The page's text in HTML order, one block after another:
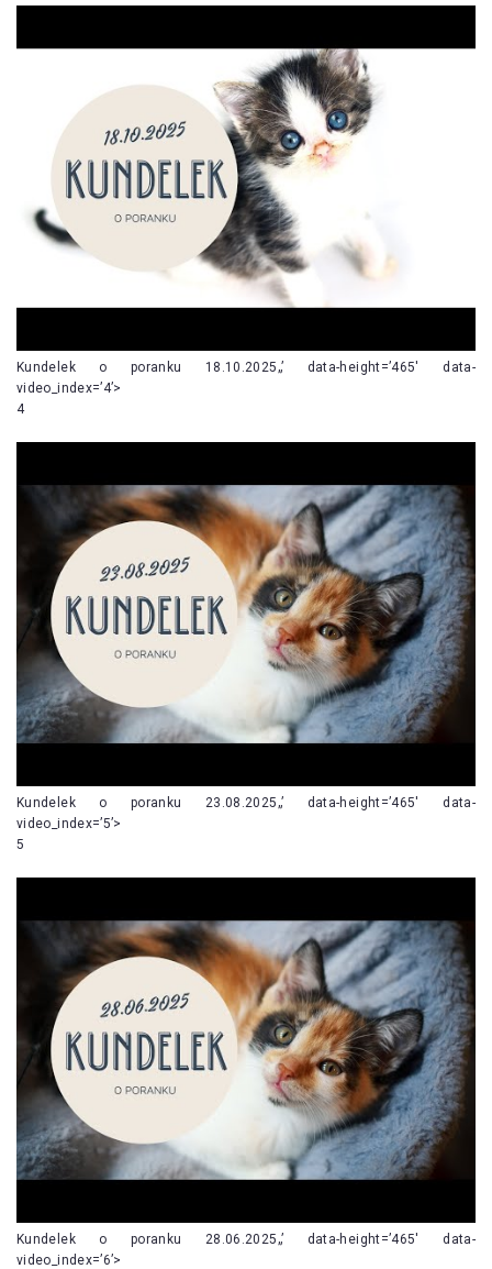
Kundelek o poranku 18.10.2025„’ data-height=’465′ data-
video_index=’4’>
4
Kundelek o poranku 23.08.2025„’ data-height=’465′ data-
video_index=’5’>
5
Kundelek o poranku 28.06.2025„’ data-height=’465′ data-
video_index=’6’>